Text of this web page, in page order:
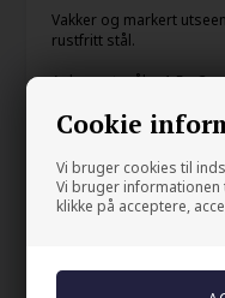
Cookie
Vi bruger cookies til
Vi bruger
klikke på acceptere,
Vakker og markert
rustfritt stål.
Anhenget måler 1,5 x 3
Din sikkerhet
På lager